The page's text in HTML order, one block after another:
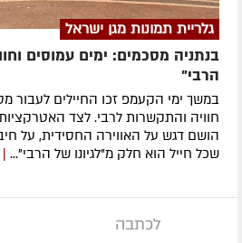
גלריית תמונות מגן ישראל
בנתניה מסכמים: ימים עמוסים
הרבי"
במשך ימי הקעמפ זכו החיילים לעבור
חוויה והתקשרות לרבי. לצד האטרקציות
הושם דגש על האווירה החסידית, על
שכל חייל הוא חלק מ"לגיונו של הרבי"... |
לכתבה